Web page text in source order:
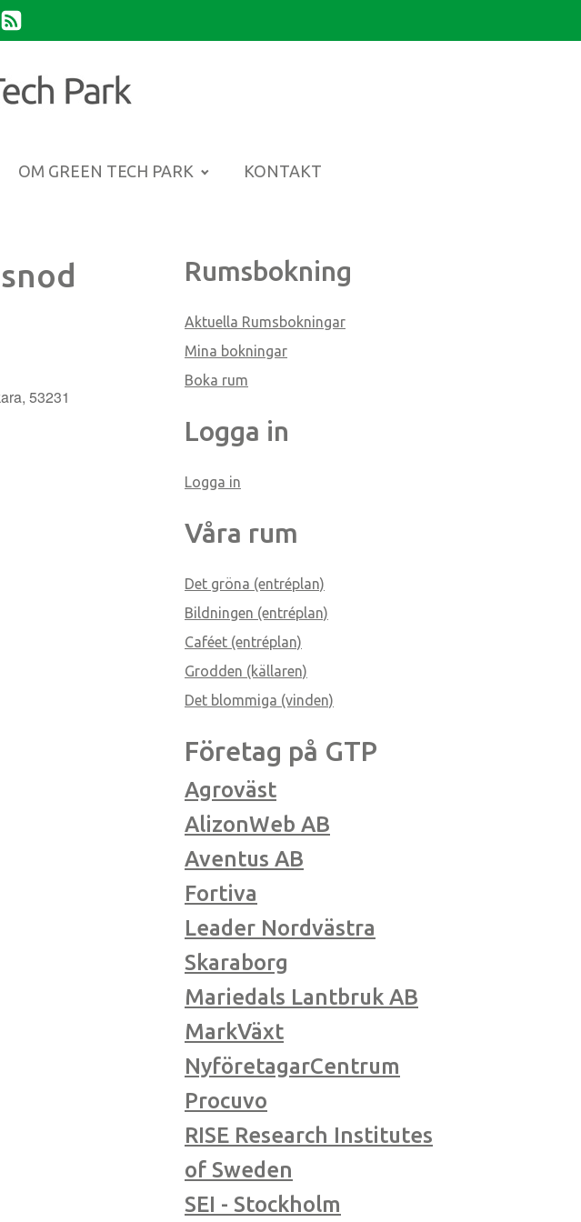
OM GREEN TECH PARK KONTAKT
Office 365
53231
Rumsbokning
Aktuella Rumsbokningar
Mina bokningar
Boka rum
Logga in
Logga in
Våra rum
Det gröna (entréplan)
Bildningen (entréplan)
Caféet (entréplan)
Grodden (källaren)
Det blommiga (vinden)
Företag på GTP
Agroväst
AlizonWeb AB
Aventus AB
Fortiva
Leader Nordvästra
Skaraborg
Mariedals Lantbruk AB
MarkVäxt
NyföretagarCentrum
Procuvo
RISE Research Institutes
of Sweden
SEI - Stockholm